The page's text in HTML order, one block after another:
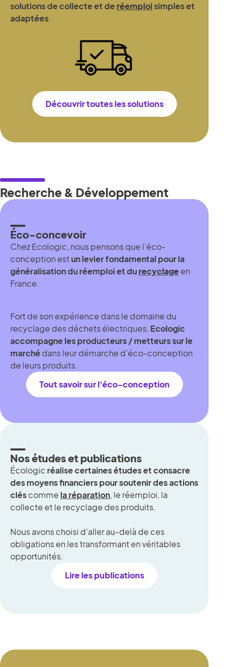
solutions de collecte et de réemploisimples et
adaptées.
Découvrir toutes les solutions
Recherche & Développement
Éco-concevoir
Chez Ecologic, nous pensons que l’éco-
conception estun levier fondamental pour la
généralisation du réemploi et durecyclageen
France.
Fort de son expérience dans le domaine du
recyclage des déchets électriques, Ecologic
accompagne les producteurs / metteurs sur le
marchédans leur démarche d’éco-conception
de leurs produits.
Tout savoir sur l'éco-conception
Nos études et publications
Écologic réalise certaines études et consacre
des moyens financiers pour soutenir des actions
cléscomme la réparation, le réemploi, la
collecte et le recyclage des produits.
Nous avons choisi d’aller au-delà de ces
obligations en les transformant en véritables
opportunités.
Lire les publications